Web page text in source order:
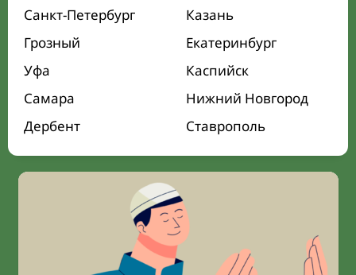
Санкт-Петербург
Казань
Грозный
Екатеринбург
Уфа
Каспийск
Самара
Нижний Новгород
Дербент
Ставрополь